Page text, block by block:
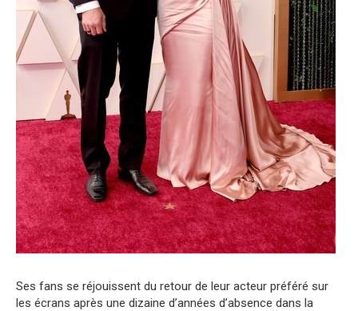
Ses fans se réjouissent du retour de leur acteur préféré sur
les écrans après une dizaine d’années d’absence dans la